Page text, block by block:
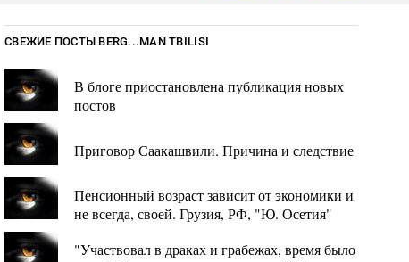
СВЕЖИЕ ПОСТЫ BERG...MAN TBILISI
В блоге приостановлена публикация новых
постов
Приговор Саакашвили. Причина и следствие
Пенсионный возраст зависит от экономики и
не всегда, своей. Грузия, РФ, "Ю. Осетия"
"Участвовал в драках и грабежах, время было